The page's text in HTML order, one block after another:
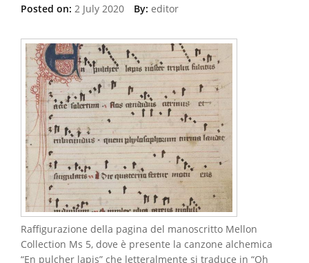
Posted on: 2 July 2020 By: editor
Raffigurazione della pagina del manoscritto Mellon
Collection Ms 5, dove è presente la canzone alchemica
“En pulcher lapis” che letteralmente si traduce in “Oh